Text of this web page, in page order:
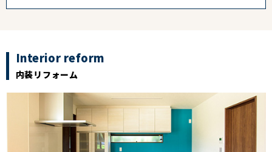
Interior reform
内装リフォーム